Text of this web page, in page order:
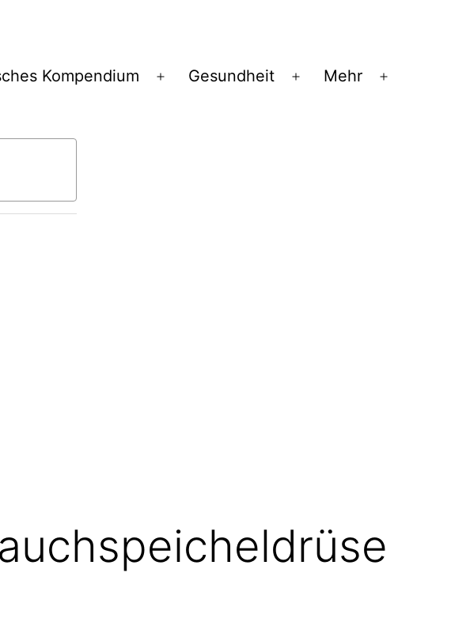
Kompendium
Menü
Gesundheit
Menü
Mehr